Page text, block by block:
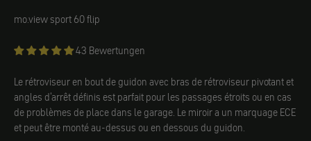
motogadget
mo.view sport 60 flip
43 Bewertungen
Le rétroviseur en bout de guidon avec bras de rétroviseur pivotant et
angles d'arrêt définis est parfait pour les passages étroits ou en cas
de problèmes de place dans le garage. Le miroir a un marquage ECE
et peut être monté au-dessus ou en dessous du guidon.